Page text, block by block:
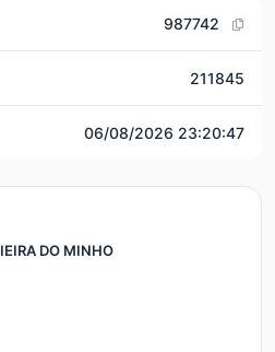
987742
211845
06/08/2026 23:20:47
DO MINHO